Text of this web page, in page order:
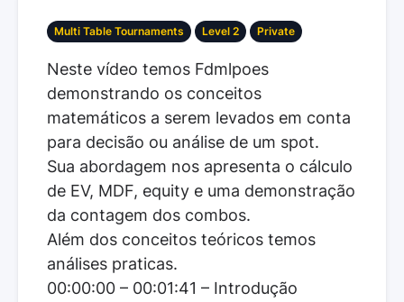
Multi Table Tournaments Level 2 Private
Neste vídeo temos Fdmlpoes
demonstrando os conceitos
matemáticos a serem levados em conta
para decisão ou análise de um spot.
Sua abordagem nos apresenta o cálculo
de EV, MDF, equity e uma demonstração
da contagem dos combos.
Além dos conceitos teóricos temos
análises praticas.
00:00:00 – 00:01:41 – Introdução